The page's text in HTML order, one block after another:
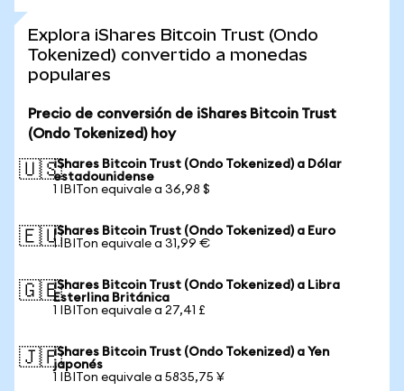
Explora iShares Bitcoin Trust (Ondo
Tokenized) convertido a monedas
populares
Precio de conversión de iShares Bitcoin Trust
(Ondo Tokenized) hoy
🇺🇸iShares Bitcoin Trust (Ondo Tokenized) a Dólar
estadounidense
1 IBITon equivale a 36,98 $
🇪🇺iShares Bitcoin Trust (Ondo Tokenized) a Euro
1 IBITon equivale a 31,99 €
🇬🇧iShares Bitcoin Trust (Ondo Tokenized) a Libra
Esterlina Británica
1 IBITon equivale a 27,41 £
🇯🇵iShares Bitcoin Trust (Ondo Tokenized) a Yen
japonés
1 IBITon equivale a 5835,75 ¥